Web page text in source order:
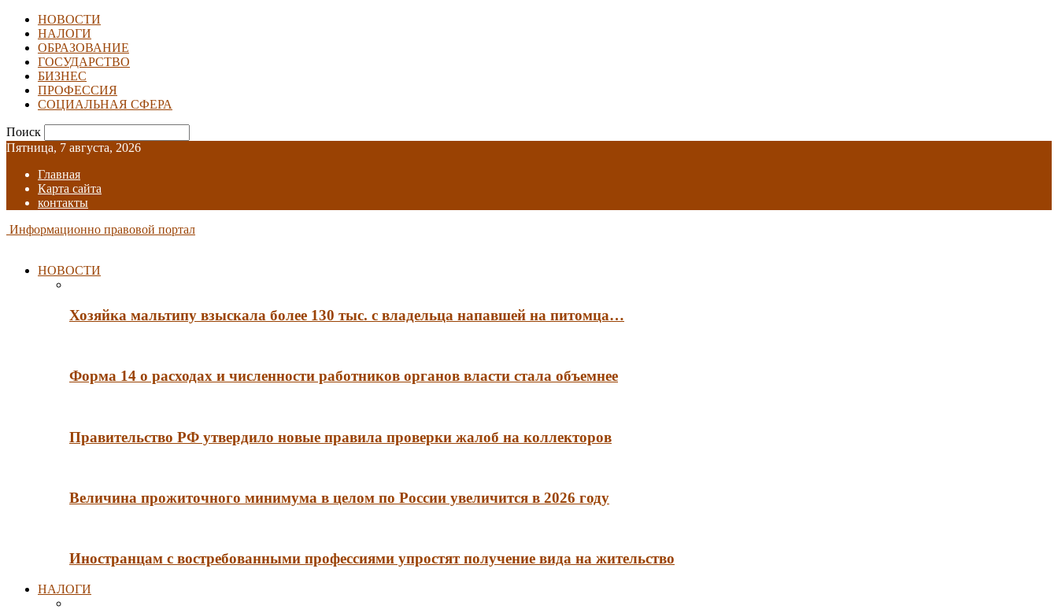
НОВОСТИ
НАЛОГИ
ОБРАЗОВАНИЕ
ГОСУДАРСТВО
БИЗНЕС
ПРОФЕССИЯ
СОЦИАЛЬНАЯ СФЕРА
Поиск
Пятница, 7 августа, 2026
Главная
Карта сайта
контакты
Информационно правовой портал
НОВОСТИ
Хозяйка мальтипу взыскала более 130 тыс. с владельца напавшей на питомца…
Форма 14 о расходах и численности работников органов власти стала объемнее
Правительство РФ утвердило новые правила проверки жалоб на коллекторов
Величина прожиточного минимума в целом по России увеличится в 2026 году
Иностранцам с востребованными профессиями упростят получение вида на жительство
НАЛОГИ